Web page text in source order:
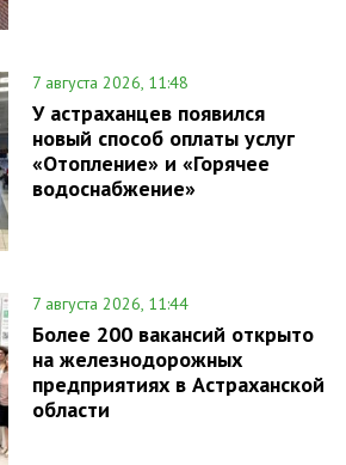
7 августа 2026, 11:48
У астраханцев появился
новый способ оплаты услуг
«Отопление» и «Горячее
водоснабжение»
7 августа 2026, 11:44
Более 200 вакансий открыто
на железнодорожных
предприятиях в Астраханской
области